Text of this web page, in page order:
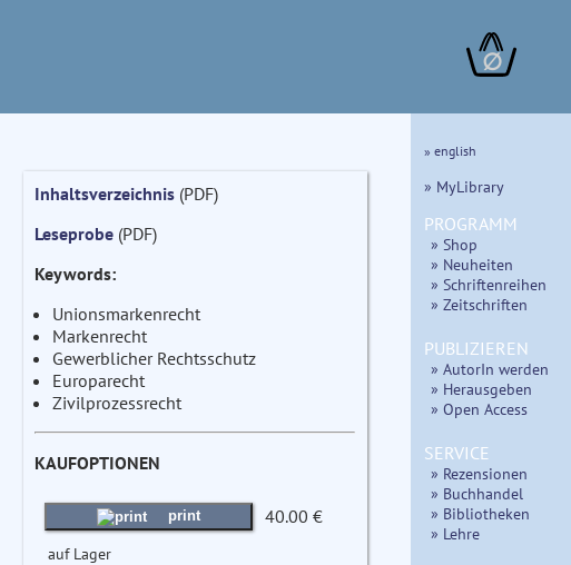
∅
Inhaltsverzeichnis(PDF)
Leseprobe(PDF)
Keywords:
Unionsmarkenrecht
Markenrecht
Gewerblicher Rechtsschutz
Europarecht
Zivilprozessrecht
KAUFOPTIONEN
print 40.00 €
auf Lager
» english
» MyLibrary
PROGRAMM
» Shop
» Neuheiten
» Schriftenreihen
» Zeitschriften
PUBLIZIEREN
» AutorIn werden
» Herausgeben
» Open Access
SERVICE
» Rezensionen
» Buchhandel
» Bibliotheken
» Lehre